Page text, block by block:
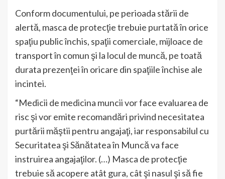
Conform documentului, pe perioada stării de
alertă, masca de protecţie trebuie purtată în orice
spaţiu public închis, spaţii comerciale, mijloace de
transport în comun şi la locul de muncă, pe toată
durata prezenţei în oricare din spaţiile închise ale
incintei.
“Medicii de medicina muncii vor face evaluarea de
risc şi vor emite recomandări privind necesitatea
purtării măştii pentru angajaţi, iar responsabilul cu
Securitatea şi Sănătatea în Muncă va face
instruirea angajaţilor. (…) Masca de protecţie
trebuie să acopere atât gura, cât şi nasul şi să fie